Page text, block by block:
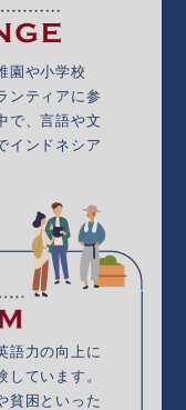
園や小学校
ンティアに参
で、言語や文
インドネシア
語力の向上に
ています。
貧困といった